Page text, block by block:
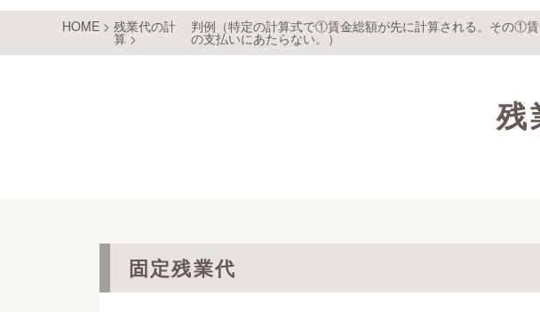
HOME > 残業代の計
算 >
判例（特定の計算式で①賃金総額が先に計算される。その①
の支払いにあたらない。）
残
固定残業代